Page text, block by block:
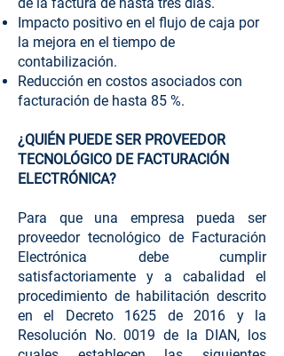
Impacto positivo en el flujo de caja por
la mejora en el tiempo de
contabilización.
Reducción en costos asociados con
facturación de hasta 85 %.
¿QUIÉN PUEDE SER PROVEEDOR
TECNOLÓGICO DE FACTURACIÓN
ELECTRÓNICA?
Para que una empresa pueda ser
proveedor tecnológico de Facturación
Electrónica debe cumplir
satisfactoriamente y a cabalidad el
procedimiento de habilitación descrito
en el Decreto 1625 de 2016 y la
Resolución No. 0019 de la DIAN, los